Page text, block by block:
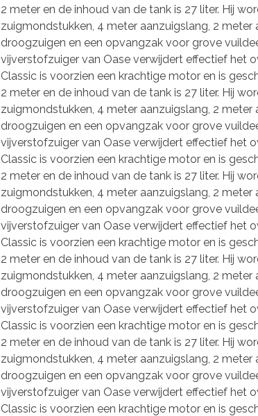
2 meter en de inhoud van de tank is 27 liter. Hij
zuigmondstukken, 4 meter aanzuigslang, 2
droogzuigen en een opvangzak voor grove
vijverstofzuiger van Oase verwijdert effectief het
Classic is voorzien een krachtige motor en is
2 meter en de inhoud van de tank is 27 liter. Hij
zuigmondstukken, 4 meter aanzuigslang, 2
droogzuigen en een opvangzak voor grove
vijverstofzuiger van Oase verwijdert effectief het
Classic is voorzien een krachtige motor en is
2 meter en de inhoud van de tank is 27 liter. Hij
zuigmondstukken, 4 meter aanzuigslang, 2
droogzuigen en een opvangzak voor grove
vijverstofzuiger van Oase verwijdert effectief het
Classic is voorzien een krachtige motor en is
2 meter en de inhoud van de tank is 27 liter. Hij
zuigmondstukken, 4 meter aanzuigslang, 2
droogzuigen en een opvangzak voor grove
vijverstofzuiger van Oase verwijdert effectief het
Classic is voorzien een krachtige motor en is
2 meter en de inhoud van de tank is 27 liter. Hij
zuigmondstukken, 4 meter aanzuigslang, 2
droogzuigen en een opvangzak voor grove
vijverstofzuiger van Oase verwijdert effectief het
Classic is voorzien een krachtige motor en is